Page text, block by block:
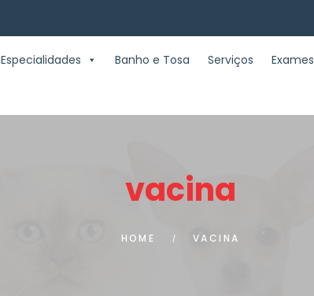
Especialidades Banho e Tosa Serviços Exames
vacina
HOME VACINA